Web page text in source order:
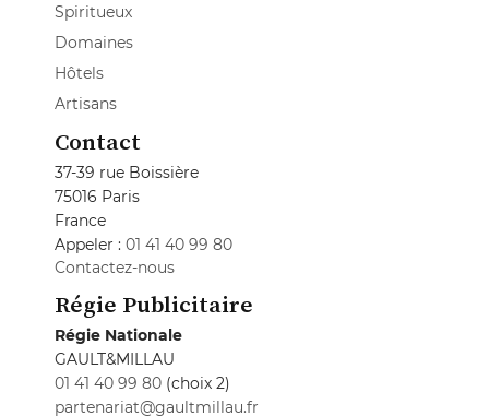
Spiritueux
Domaines
Hôtels
Artisans
Contact
37-39 rue Boissière
75016 Paris
France
Appeler : 01 41 40 99 80
Contactez-nous
Régie Publicitaire
Régie Nationale
GAULT&MILLAU
01 41 40 99 80 (choix 2)
partenariat@gaultmillau.fr